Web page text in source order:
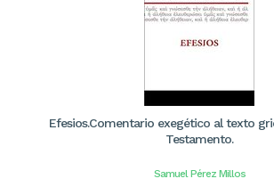
Efesios.Comentario exegético al texto
Testamento.
Samuel Pérez Millos